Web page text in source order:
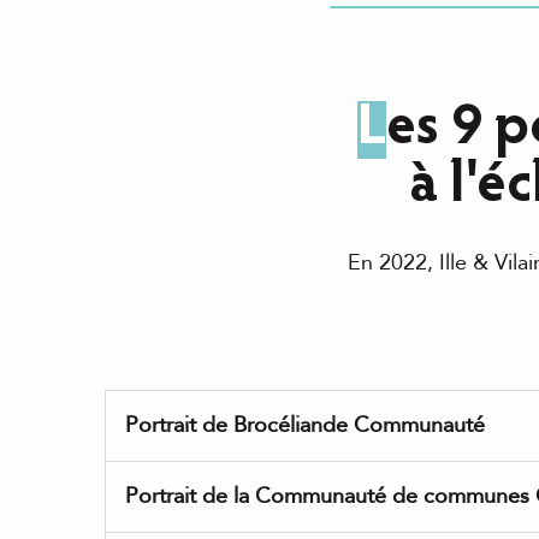
Les 9 portraits de territoires réalisés
à
En 2022, Ille &
Portrait de Brocéliande Communauté
Portrait de la Communauté de communes